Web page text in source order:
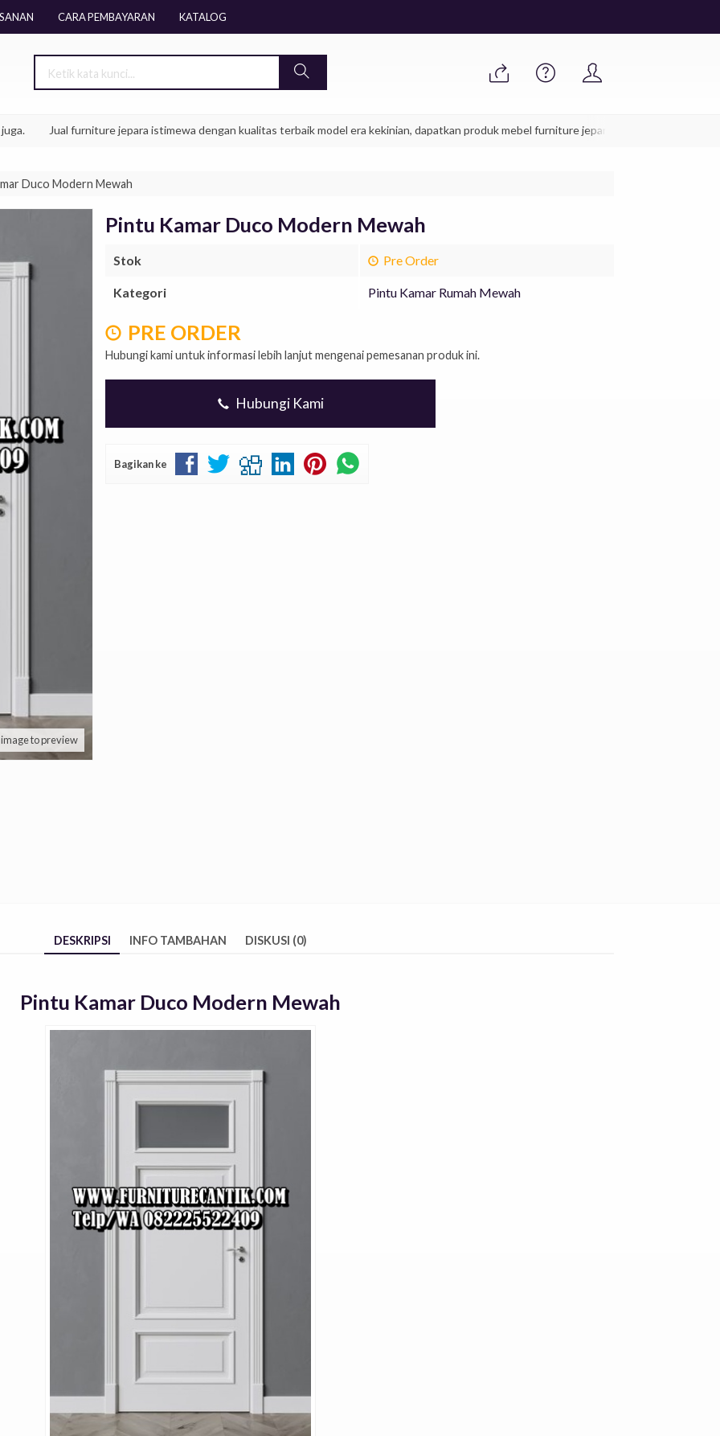
CARA PEMBAYARAN KATALOG
Jual furniture jepara istimewa dengan kualitas terbaik model era kekinian, dapatkan produk mebel furniture jepara anda sekarang juga.
Duco Modern Mewah
to preview
Pintu Kamar Duco Modern Mewah
Stok Pre Order
Kategori Pintu Kamar Rumah Mewah
PRE ORDER
Hubungi kami untuk informasi lebih lanjut mengenai pemesanan produk ini.
Hubungi Kami
Bagikan ke
DESKRIPSI INFO TAMBAHAN DISKUSI (0)
Pintu Kamar Duco Modern Mewah